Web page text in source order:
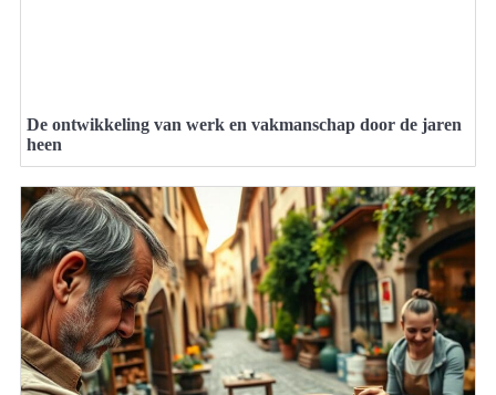
De ontwikkeling van werk en vakmanschap door de jaren
heen